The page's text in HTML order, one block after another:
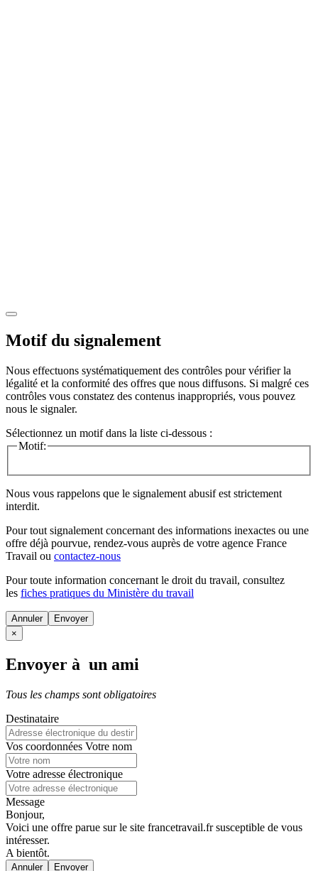
Motif du signalement
Nous effectuons systématiquement des contrôles pour vérifier la
légalité et la conformité des offres que nous diffusons. Si malgré ces
contrôles vous constatez des contenus inappropriés, vous pouvez
nous le signaler.
Sélectionnez un motif dans la liste ci-dessous :
Motif:
Nous vous rappelons que le signalement abusif est strictement
interdit.
Pour tout signalement concernant des informations inexactes ou une
offre déjà pourvue, rendez-vous auprès de votre agence France
Travail ou contactez-nous
Pour toute information concernant le droit du travail, consultez
les fiches pratiques du Ministère du travail
Annuler
×
Envoyer à un ami
Tous les champs sont obligatoires
Destinataire
Vos coordonnées Votre nom
Votre adresse électronique
Message
Bonjour,
Voici une offre parue sur le site francetravail.fr susceptible de vous
intéresser.
A bientôt.
Annuler